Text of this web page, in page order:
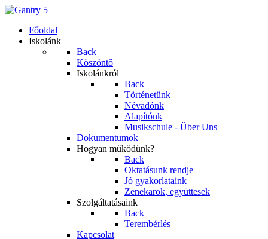
Főoldal
Iskolánk
Back
Köszöntő
Iskolánkról
Back
Történetünk
Névadónk
Alapítónk
Musikschule - Über Uns
Dokumentumok
Hogyan működünk?
Back
Oktatásunk rendje
Jó gyakorlataink
Zenekarok, együttesek
Szolgáltatásaink
Back
Terembérlés
Kapcsolat